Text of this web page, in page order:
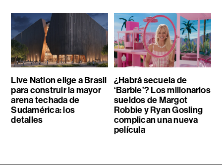
Live Nation elige a Brasil
para construir la mayor
arena techada de
Sudamérica: los
detalles
¿Habrá secuela de
‘Barbie’? Los millonarios
sueldos de Margot
Robbie y Ryan Gosling
complican una nueva
película